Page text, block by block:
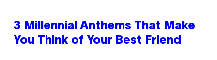
3 Millennial Anthems That Make
You Think of Your Best Friend